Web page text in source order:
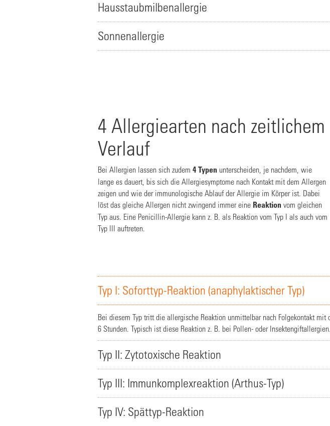
Hausstaubmilbenallergie
Sonnenallergie
4 Allergiearten nach zeitlichem
Verlauf
Bei Allergien lassen sich zudem 4 Typen unterscheiden, je nachdem, wie
lange es dauert, bis sich die Allergiesymptome nach Kontakt mit dem Allergen
zeigen und wie der immunologische Ablauf der Allergie im Körper ist. Dabei
löst das gleiche Allergen nicht zwingend immer eine Reaktion vom gleichen
Typ aus. Eine Penicillin-Allergie kann z. B. als Reaktion vom Typ I als auch vom
Typ III auftreten.
Typ I: Soforttyp-Reaktion (anaphylaktischer Typ)
Bei diesem Typ tritt die allergische Reaktion unmittelbar nach Folgekontakt
6 Stunden. Typisch ist diese Reaktion z. B. bei Pollen- oder Insektengiftallergien.
Typ II: Zytotoxische Reaktion
Typ III: Immunkomplexreaktion (Arthus-Typ)
Typ IV: Spättyp-Reaktion